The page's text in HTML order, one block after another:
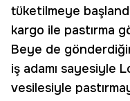
tüketilmeye
kargo ile pastırma
Beye de
iş adamı sayesiyle
vesilesiyle